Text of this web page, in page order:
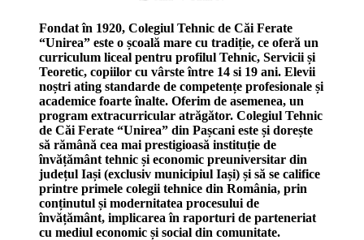
Fondat în 1920, Colegiul Tehnic de Căi Ferate
“Unirea” este o școală mare cu tradiție, ce oferă un
curriculum liceal pentru profilul Tehnic, Servicii și
Teoretic, copiilor cu vârste între 14 si 19 ani. Elevii
noștri ating standarde de competențe profesionale și
academice foarte înalte. Oferim de asemenea, un
program extracurricular atrăgător. Colegiul Tehnic
de Căi Ferate “Unirea” din Pașcani este și dorește
să rămână cea mai prestigioasă instituție de
învățământ tehnic și economic preuniversitar din
județul Iași (exclusiv municipiul Iași) și să se califice
printre primele colegii tehnice din România, prin
conținutul și modernitatea procesului de
învățământ, implicarea în raporturi de parteneriat
cu mediul economic și social din comunitate.